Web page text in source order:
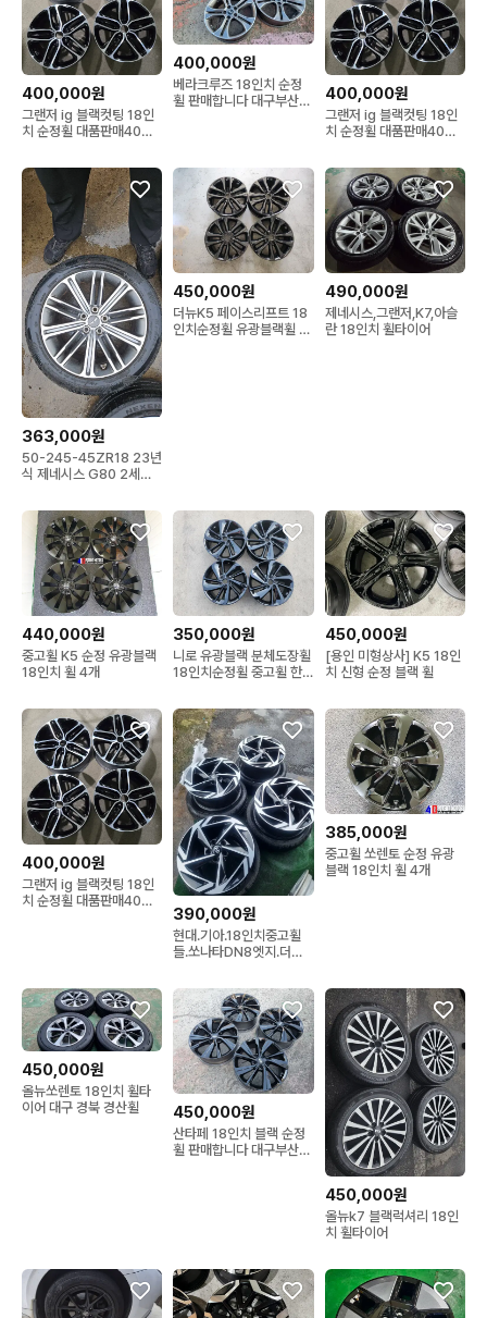
400,000원
그랜저 ig 블랙컷팅 18인
치 순정휠 대품판매40만
400,000원
베라크루즈 18인치 순정
휠 판매합니다 대구부산경
400,000원
그랜저 ig 블랙컷팅 18인
치 순정휠 대품판매40만
363,000원
50-245-45ZR18 23년
식 제네시스 G80 2세대
450,000원
더뉴K5 페이스리프트 18
인치순정휠 유광블랙휠 한
490,000원
제네시스,그랜저,K7,아슬
란 18인치 휠타이어
440,000원
중고휠 K5 순정 유광블랙
18인치 휠 4개
350,000원
니로 유광블랙 분체도장휠
18인치순정휠 중고휠 한
450,000원
[용인 미형상사] K5 18인
치 신형 순정 블랙 휠
400,000원
그랜저 ig 블랙컷팅 18인
치 순정휠 대품판매40만
390,000원
현대.기아.18인치중고휠
들.쏘나타DN8엣지.더뉴
블랙유광도장.임판휠
385,000원
중고휠 쏘렌토 순정 유광
블랙 18인치 휠 4개
450,000원
올뉴쏘렌토 18인치 휠타
이어 대구 경북 경산휠
450,000원
산타페 18인치 블랙 순정
휠 판매합니다 대구부산경
450,000원
올뉴k7 블랙럭셔리 18인
치 휠타이어